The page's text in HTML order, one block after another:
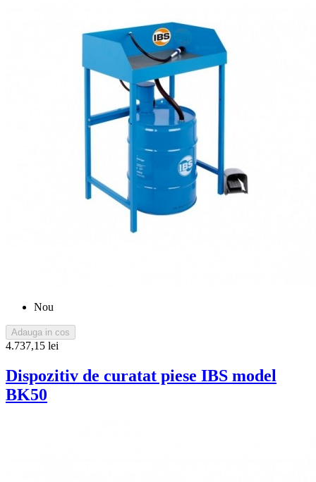
Nou
Adauga in cos
4.737,15 lei
Dispozitiv de curatat piese IBS model
BK50